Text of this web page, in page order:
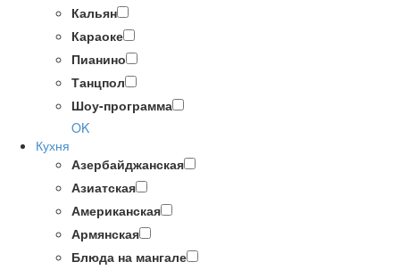
Кальян
Караоке
Пианино
Танцпол
Шоу-программа
OK
Кухня
Азербайджанская
Азиатская
Американская
Армянская
Блюда на мангале